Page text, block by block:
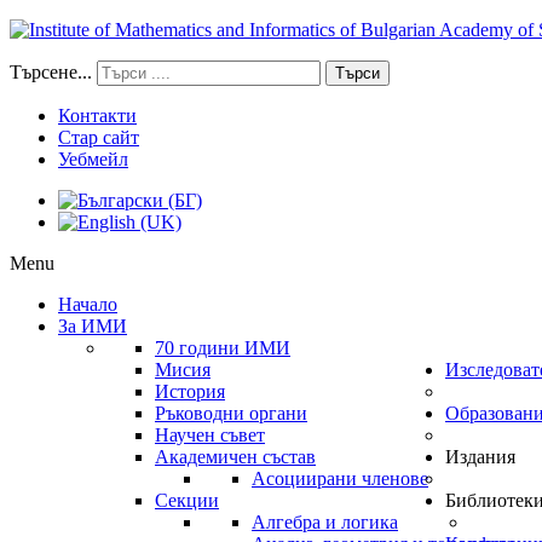
Търсене... Търси
Контакти
Стар сайт
Уебмейл
Menu
Начало
За ИМИ
70 години ИМИ
Мисия
История
Ръководни органи
Научен съвет
Академичен състав
Асоциирани членове
Секции
Алгебра и логика
Издания